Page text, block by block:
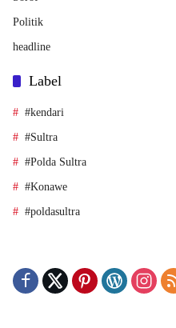
Politik
headline
Label
#kendari
#Sultra
#Polda Sultra
#Konawe
#poldasultra